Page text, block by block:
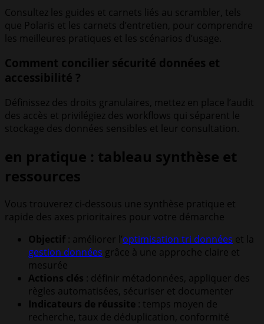
Consultez les guides et carnets liés au scrambler, tels
que Polaris et les carnets d’entretien, pour comprendre
les meilleures pratiques et les scénarios d’usage.
Comment concilier sécurité données et
accessibilité ?
Définissez des droits granulaires, mettez en place l’audit
des accès et privilégiez des workflows qui séparent le
stockage des données sensibles et leur consultation.
en pratique : tableau synthèse et
ressources
Vous trouverez ci-dessous une synthèse pratique et
rapide des axes prioritaires pour votre démarche
Objectif : améliorer l’optimisation tri données et la
gestion données grâce à une approche claire et
mesurée
Actions clés : définir métadonnées, appliquer des
règles automatisées, sécuriser et documenter
Indicateurs de réussite : temps moyen de
recherche, taux de déduplication, conformité